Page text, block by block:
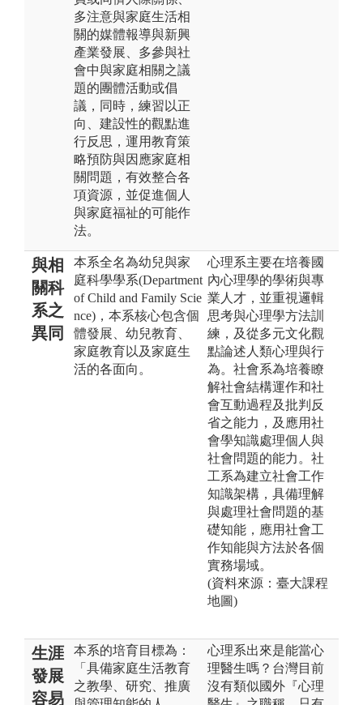
多注意與家庭生活相
關的媒體報導與新興
產業發展、多參與社
會中與家庭相關之議
題的團體活動或倡
議，同時，練習以正
向、建設性的觀點進
行反思，運用教育策
略預防與因應家庭相
關問題，有效整合各
項資源，並促進個人
與家庭福祉的可能作
法。
與相
關科
系之
異同
本系全名為幼兒與家
庭科學學系(Department
of Child and Family Scie
nce)，本系核心包含個
體發展、幼兒教育、
家庭教育以及家庭生
活的各面向。
心理系主要在培養國
內心理學的學術與專
業人才，並重視邏輯
思考與心理學方法訓
練，及從多元文化觀
點論述人類心理與行
為。社會系為培養瞭
解社會結構運作和社
會互動過程及批判反
省之能力，及應用社
會學知識處理個人與
社會問題的能力。社
工系為建立社會工作
知識架構，具備理解
與處理社會問題的基
礎知能，應用社會工
作知能與方法於各個
實務場域。
(資料來源：臺大課程
地圖)
生涯
發展
容易
本系的培育目標為：
「具備家庭生活教育
之教學、研究、推廣
心理系出來是能當心
理醫生嗎？台灣目前
沒有類似國外『心理